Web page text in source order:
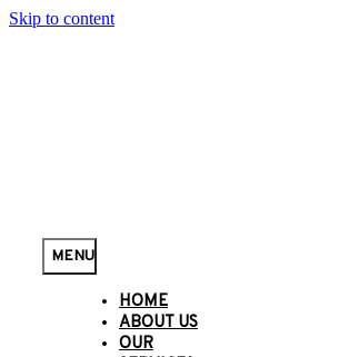
Skip to content
MENU
HOME
ABOUT US
OUR